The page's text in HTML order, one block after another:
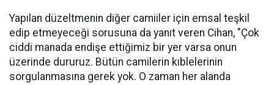
Yapılan düzeltmenin diğer camiiler için emsal teşkil
edip etmeyeceği sorusuna da yanıt veren Cihan, "Çok
ciddi manada endişe ettiğimiz bir yer varsa onun
üzerinde dururuz. Bütün camilerin kıblelerinin
sorgulanmasına gerek yok. O zaman her alanda